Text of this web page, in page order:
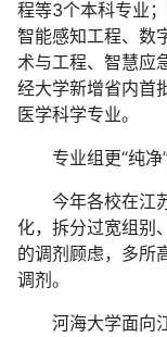
程等3个本科专业
智能感知工程、数
术与工程、智慧应
经大学新增省内首
医学科学专业。
专业组更“纯净”
今年各校在江苏
化，拆分过宽组别
的调剂顾虑，多所
调剂。
河海大学面向江